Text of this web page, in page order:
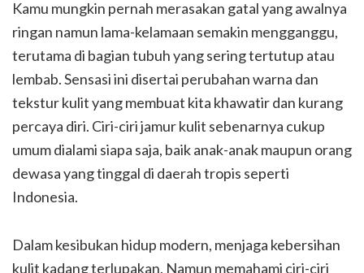
Kamu mungkin pernah merasakan gatal yang awalnya
ringan namun lama-kelamaan semakin mengganggu,
terutama di bagian tubuh yang sering tertutup atau
lembab. Sensasi ini disertai perubahan warna dan
tekstur kulit yang membuat kita khawatir dan kurang
percaya diri. Ciri-ciri jamur kulit sebenarnya cukup
umum dialami siapa saja, baik anak-anak maupun orang
dewasa yang tinggal di daerah tropis seperti
Indonesia.
Dalam kesibukan hidup modern, menjaga kebersihan
kulit kadang terlupakan. Namun memahami ciri-ciri